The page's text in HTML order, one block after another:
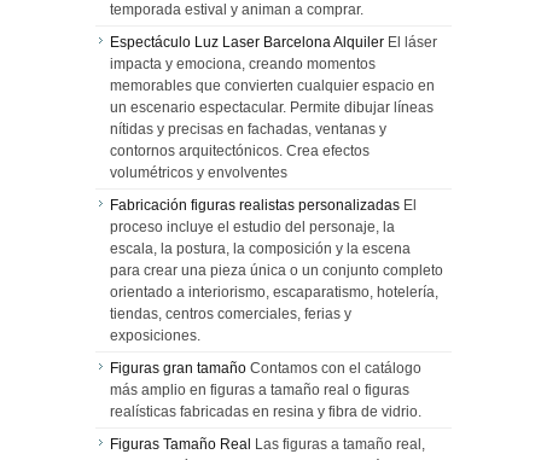
temporada estival y animan a comprar.
Espectáculo Luz Laser Barcelona Alquiler El láser
impacta y emociona, creando momentos
memorables que convierten cualquier espacio en
un escenario espectacular. Permite dibujar líneas
nítidas y precisas en fachadas, ventanas y
contornos arquitectónicos. Crea efectos
volumétricos y envolventes
Fabricación figuras realistas personalizadas El
proceso incluye el estudio del personaje, la
escala, la postura, la composición y la escena
para crear una pieza única o un conjunto completo
orientado a interiorismo, escaparatismo, hotelería,
tiendas, centros comerciales, ferias y
exposiciones.
Figuras gran tamaño Contamos con el catálogo
más amplio en figuras a tamaño real o figuras
realísticas fabricadas en resina y fibra de vidrio.
Figuras Tamaño Real Las figuras a tamaño real,